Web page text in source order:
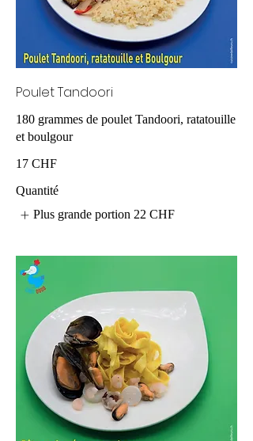
Poulet Tandoori
180 grammes de poulet Tandoori, ratatouille
et boulgour
17 CHF
Quantité
Plus grande portion 22 CHF